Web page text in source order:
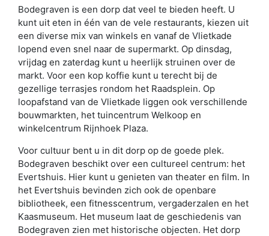
Bodegraven is een dorp dat veel te bieden heeft. U
kunt uit eten in één van de vele restaurants, kiezen uit
een diverse mix van winkels en vanaf de Vlietkade
lopend even snel naar de supermarkt. Op dinsdag,
vrijdag en zaterdag kunt u heerlijk struinen over de
markt. Voor een kop koffie kunt u terecht bij de
gezellige terrasjes rondom het Raadsplein. Op
loopafstand van de Vlietkade liggen ook verschillende
bouwmarkten, het tuincentrum Welkoop en
winkelcentrum Rijnhoek Plaza.
Voor cultuur bent u in dit dorp op de goede plek.
Bodegraven beschikt over een cultureel centrum: het
Evertshuis. Hier kunt u genieten van theater en film. In
het Evertshuis bevinden zich ook de openbare
bibliotheek, een fitnesscentrum, vergaderzalen en het
Kaasmuseum. Het museum laat de geschiedenis van
Bodegraven zien met historische objecten. Het dorp